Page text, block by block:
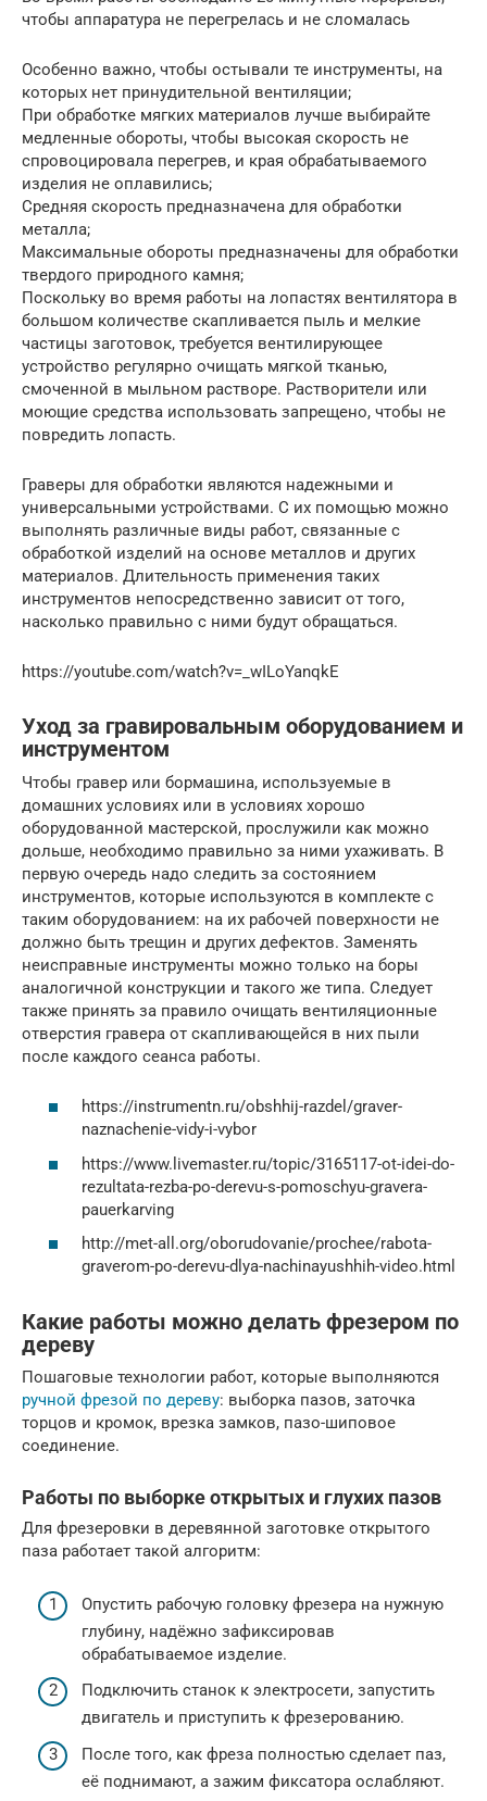
чтобы аппаратура не перегрелась и не сломалась
Особенно важно, чтобы остывали те инструменты, на
которых нет принудительной вентиляции;
При обработке мягких материалов лучше выбирайте
медленные обороты, чтобы высокая скорость не
спровоцировала перегрев, и края обрабатываемого
изделия не оплавились;
Средняя скорость предназначена для обработки
металла;
Максимальные обороты предназначены для обработки
твердого природного камня;
Поскольку во время работы на лопастях вентилятора в
большом количестве скапливается пыль и мелкие
частицы заготовок, требуется вентилирующее
устройство регулярно очищать мягкой тканью,
смоченной в мыльном растворе. Растворители или
моющие средства использовать запрещено, чтобы не
повредить лопасть.
Граверы для обработки являются надежными и
универсальными устройствами. С их помощью можно
выполнять различные виды работ, связанные с
обработкой изделий на основе металлов и других
материалов. Длительность применения таких
инструментов непосредственно зависит от того,
насколько правильно с ними будут обращаться.
https://youtube.com/watch?v=_wILoYanqkE
Уход за гравировальным оборудованием и
инструментом
Чтобы гравер или бормашина, используемые в
домашних условиях или в условиях хорошо
оборудованной мастерской, прослужили как можно
дольше, необходимо правильно за ними ухаживать. В
первую очередь надо следить за состоянием
инструментов, которые используются в комплекте с
таким оборудованием: на их рабочей поверхности не
должно быть трещин и других дефектов. Заменять
неисправные инструменты можно только на боры
аналогичной конструкции и такого же типа. Следует
также принять за правило очищать вентиляционные
отверстия гравера от скапливающейся в них пыли
после каждого сеанса работы.
https://instrumentn.ru/obshhij-razdel/graver-
naznachenie-vidy-i-vybor
https://www.livemaster.ru/topic/3165117-ot-idei-do-
rezultata-rezba-po-derevu-s-pomoschyu-gravera-
pauerkarving
http://met-all.org/oborudovanie/prochee/rabota-
graverom-po-derevu-dlya-nachinayushhih-video.html
Какие работы можно делать фрезером по
дереву
Пошаговые технологии работ, которые выполняются
ручной фрезой по дереву: выборка пазов, заточка
торцов и кромок, врезка замков, пазо-шиповое
соединение.
Работы по выборке открытых и глухих пазов
Для фрезеровки в деревянной заготовке открытого
паза работает такой алгоритм:
Опустить рабочую головку фрезера на нужную
глубину, надёжно зафиксировав
обрабатываемое изделие.
Подключить станок к электросети, запустить
двигатель и приступить к фрезерованию.
После того, как фреза полностью сделает паз,
её поднимают, а зажим фиксатора ослабляют.